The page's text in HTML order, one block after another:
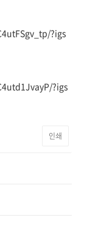
?igs
?igs
인쇄